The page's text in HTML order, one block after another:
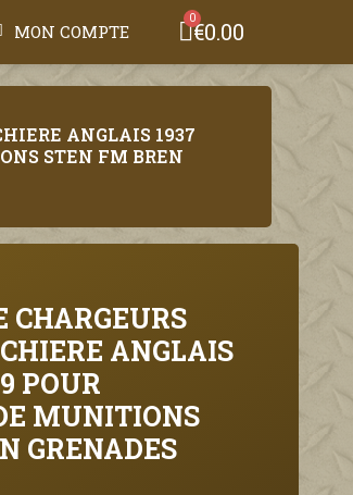
MON COMPTE €0.00
ANGLAIS 1937
STEN FM BREN
CHARGEURS
ANGLAIS
POUR
MUNITIONS
GRENADES